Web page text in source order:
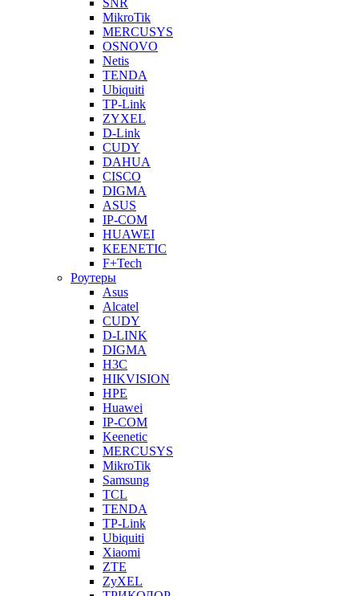
SNR
MikroTik
MERCUSYS
OSNOVO
Netis
TENDA
Ubiquiti
TP-Link
ZYXEL
D-Link
CUDY
DAHUA
CISCO
DIGMA
ASUS
IP-COM
HUAWEI
KEENETIC
F+Tech
Роутеры
Asus
Alcatel
CUDY
D-LINK
DIGMA
H3C
HIKVISION
HPE
Huawei
IP-COM
Keenetic
MERCUSYS
MikroTik
Samsung
TCL
TENDA
TP-Link
Ubiquiti
Xiaomi
ZTE
ZyXEL